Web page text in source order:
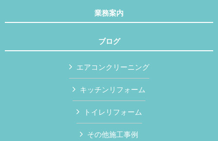
業務案内
ブログ
エアコンクリーニング
キッチンリフォーム
トイレリフォーム
その他施工事例